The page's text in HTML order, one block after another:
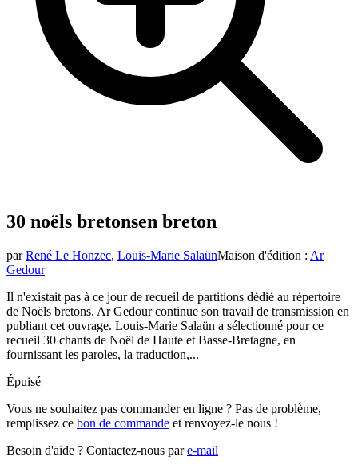
30 noëls bretonsen breton
par René Le Honzec, Louis-Marie SalaünMaison d'édition : Ar
Gedour
Il n'existait pas à ce jour de recueil de partitions dédié au répertoire
de Noëls bretons. Ar Gedour continue son travail de transmission en
publiant cet ouvrage. Louis-Marie Salaün a sélectionné pour ce
recueil 30 chants de Noël de Haute et Basse-Bretagne, en
fournissant les paroles, la traduction,...
Épuisé
Vous ne souhaitez pas commander en ligne ? Pas de problème,
remplissez ce bon de commande et renvoyez-le nous !
Besoin d'aide ? Contactez-nous pare-mail